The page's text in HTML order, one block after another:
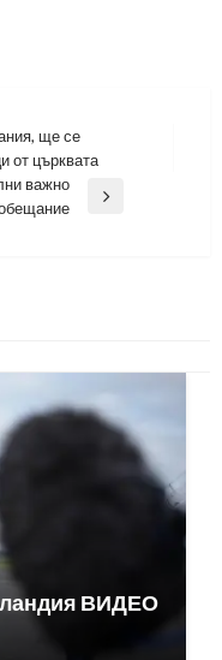
ще се
от църквата
важно
ВИДЕО